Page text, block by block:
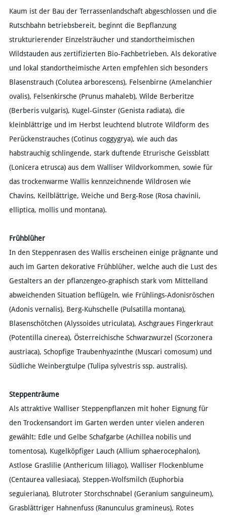
Kaum ist der Bau der Terrassenlandschaft abgeschlossen und die
Rutschbahn betriebsbereit, beginnt die Bepflanzung
strukturierender Einzelsträucher und standortheimischen
Wildstauden aus zertifizierten Bio-Fachbetrieben. Als dekorative
und lokal standortheimische Arten empfehlen sich besonders
Blasenstrauch (Colutea arborescens), Felsenbirne (Amelanchier
ovalis), Felsenkirsche (Prunus mahaleb), Wilde Berberitze
(Berberis vulgaris), Kugel-Ginster (Genista radiata), die
kleinblättrige und im Herbst leuchtend blutrote Wildform des
Perückenstrauches (Cotinus coggygrya), wie auch das
habstrauchig schlingende, stark duftende Etrurische Geissblatt
(Lonicera etrusca) aus dem Walliser Wildvorkommen, sowie für
das trockenwarme Wallis kennzeichnende Wildrosen wie
Chavins, Keilblättrige, Weiche und Berg-Rose (Rosa chavinii,
elliptica, mollis und montana).
Frühblüher
In den Steppenrasen des Wallis erscheinen einige prägnante und
auch im Garten dekorative Frühblüher, welche auch die Lust des
Gestalters an der pflanzengeo-graphisch stark vom Mittelland
abweichenden Situation beflügeln, wie Frühlings-Adonisröschen
(Adonis vernalis), Berg-Kuhschelle (Pulsatilla montana),
Blasenschötchen (Alyssoides utriculata), Aschgraues Fingerkraut
(Potentilla cinerea), Österreichische Schwarzwurzel (Scorzonera
austriaca), Schopfige Traubenhyazinthe (Muscari comosum) und
Südliche Weinbergtulpe (Tulipa sylvestris ssp. australis).
Steppenträume
Als attraktive Walliser Steppenpflanzen mit hoher Eignung für
den Trockensandort im Garten werden unter vielen anderen
gewählt: Edle und Gelbe Schafgarbe (Achillea nobilis und
tomentosa), Kugelköpfiger Lauch (Allium sphaerocephalon),
Astlose Graslilie (Anthericum liliago), Walliser Flockenblume
(Centaurea vallesiaca), Steppen-Wolfsmilch (Euphorbia
seguieriana), Blutroter Storchschnabel (Geranium sanguineum),
Grasblättriger Hahnenfuss (Ranunculus gramineus), Rotes